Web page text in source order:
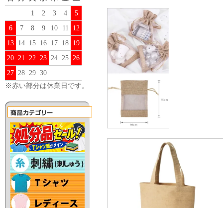
1
2 3 4
5
6
7 8 9 10 11
12
13 14 15 16 17 18 19
20 21 22 23 24 25 26
27 28 29 30
※赤い部分は休業日です。